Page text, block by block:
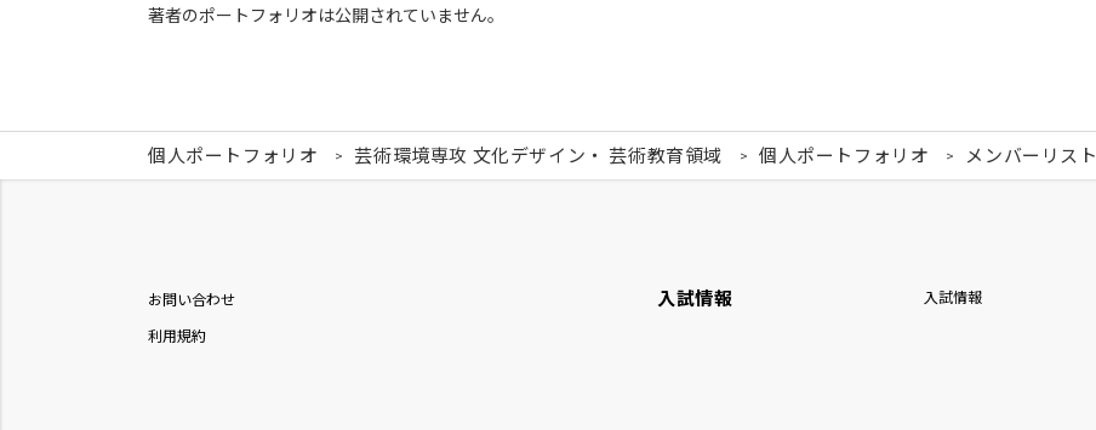
著者のポートフォリオは公開されていません。
個人ポートフォリオ 芸術環境専攻 文化デザイン・ 芸術教育領域 個人ポートフォリオ メンバーリスト
お問い合わせ
利用規約
入試情報 入試情報